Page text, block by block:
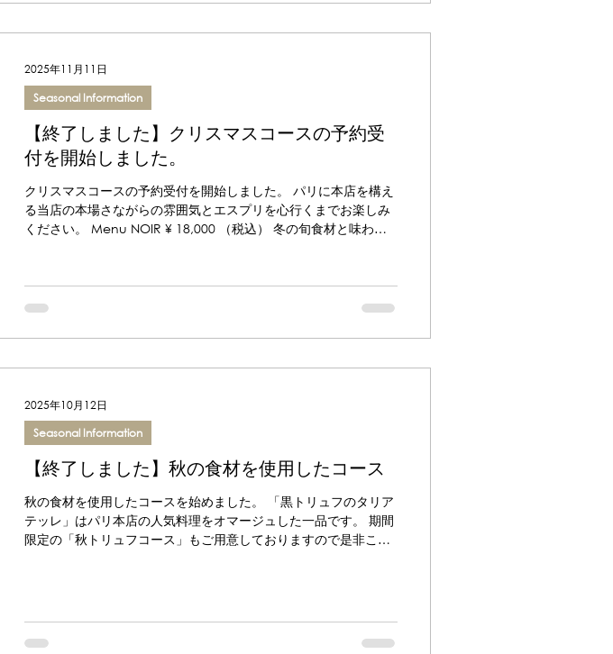
【終了しました】クリスマスコースの予約受
付を開始しました。
クリスマスコースの予約受付を開始しました。 パリに本店を構え
る当店の本場さながらの雰囲気とエスプリを心行くまでお楽しみ
ください。 Menu NOIR ¥ 18,000 （税込） 冬の旬食材と味わい
ただけます。 Menu MONOCHROME ¥ 22,000 （税込） 繊細で
気品溢れる白トリュフと芳醇で力強い味わいの黒トリュフを冬の
Seasonal Information
2025年11月11日
【終了しました】秋の食材を使用したコース
秋の食材を使用したコースを始めました。 「黒トリュフのタリア
テッレ」はパリ本店の人気料理をオマージュした一品です。 期間
限定の「秋トリュフコース」もご用意しておりますので是非この
Seasonal Information
2025年10月12日